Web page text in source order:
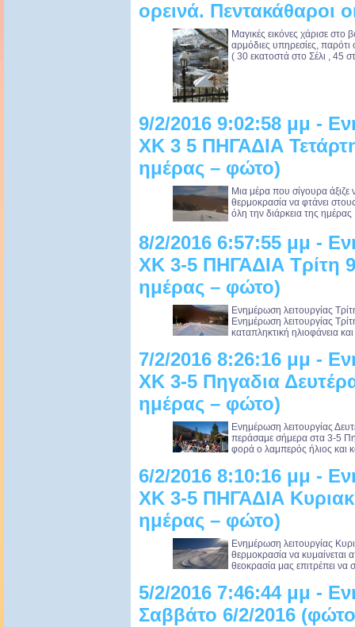
ορεινά. Πεντακάθαροι
Μαγικές εικόνες χάρισε στο
αρμόδιες υπηρεσίες,
( 30 εκατοστά στο Σέλι , 45
9/2/2016 9:02:58 μμ -
XK 3 5 ΠΗΓΑΔΙΑ
ημέρας – φώτο)
Μια μέρα που σίγουρα άξιζε
θερμοκρασία να φτάνει
όλη την διάρκεια της
8/2/2016 6:57:55 μμ -
XK 3-5 ΠΗΓΑΔΙΑ Τρίτη
ημέρας – φώτο)
Ενημέρωση λειτουργίας
Ενημέρωση λειτουργίας
καταπληκτική ηλιοφάνεια
7/2/2016 8:26:16 μμ -
ΧΚ 3-5 Πηγαδια
ημέρας – φώτο)
Ενημέρωση λειτουργίας
περάσαμε σήμερα στα 3-5
φορά ο λαμπερός ήλιος και
6/2/2016 8:10:16 μμ -
ΧΚ 3-5 ΠΗΓΑΔΙΑ
ημέρας – φώτο)
Ενημέρωση λειτουργίας
θερμοκρασία να
θεοκρασία μας επιτρέπει να
5/2/2016 7:46:44 μμ -
Σαββάτο 6/2/2016